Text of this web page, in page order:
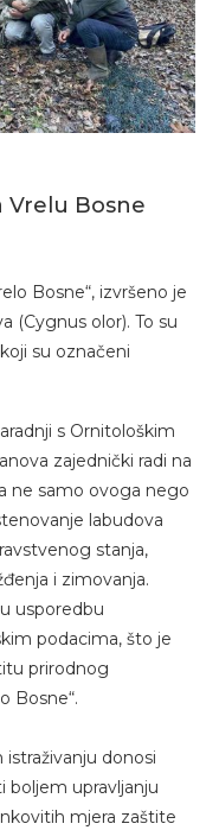
Vrelu Bosne
Bosne“, izvršeno je
(Cygnus olor). To su
su označeni
s Ornitološkim
zajednički radi na
ne samo ovoga nego
labudova
stanja,
i zimovanja.
usporedbu
podacima, što je
prirodnog
Bosne“.
donosi
boljem upravljanju
mjera zaštite